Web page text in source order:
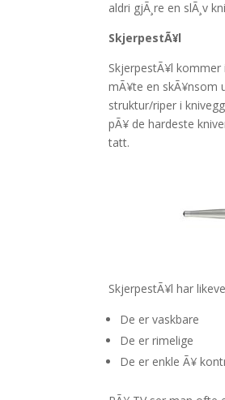
aldri gjÃ¸re en slÃ¸v
SkjerpestÃ¥l
SkjerpestÃ¥l
mÃ¥te en skÃ¥nsom
struktur/riper i
pÃ¥ de hardeste
tatt.
SkjerpestÃ¥l har
De er vaskbare
De er rimelige
De er enkle Ã¥